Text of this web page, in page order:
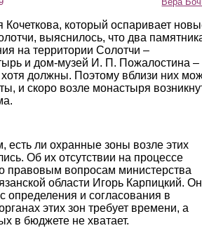
Кочеткова, который оспаривает
выяснилось, что два
на территории Солотчи –
и дом-музей И. П. Пожалостина –
должны. Поэтому вблизи них
и скоро возле монастыря
есть ли охранные зоны возле этих
Об их отсутствии на процессе
правовым вопросам министерства
области Игорь Карпицкий. Он
определения и согласования в
этих зон требует времени, а
в бюджете не хватает.